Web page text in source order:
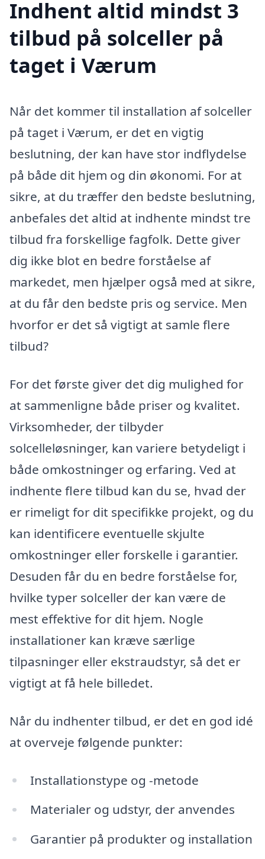
Indhent altid mindst 3
tilbud på solceller på
taget i Værum
Når det kommer til installation af solceller
på taget i Værum, er det en vigtig
beslutning, der kan have stor indflydelse
på både dit hjem og din økonomi. For at
sikre, at du træffer den bedste beslutning,
anbefales det altid at indhente mindst tre
tilbud fra forskellige fagfolk. Dette giver
dig ikke blot en bedre forståelse af
markedet, men hjælper også med at sikre,
at du får den bedste pris og service. Men
hvorfor er det så vigtigt at samle flere
tilbud?
For det første giver det dig mulighed for
at sammenligne både priser og kvalitet.
Virksomheder, der tilbyder
solcelleløsninger, kan variere betydeligt i
både omkostninger og erfaring. Ved at
indhente flere tilbud kan du se, hvad der
er rimeligt for dit specifikke projekt, og du
kan identificere eventuelle skjulte
omkostninger eller forskelle i garantier.
Desuden får du en bedre forståelse for,
hvilke typer solceller der kan være de
mest effektive for dit hjem. Nogle
installationer kan kræve særlige
tilpasninger eller ekstraudstyr, så det er
vigtigt at få hele billedet.
Når du indhenter tilbud, er det en god idé
at overveje følgende punkter:
Installationstype og -metode
Materialer og udstyr, der anvendes
Garantier på produkter og installation